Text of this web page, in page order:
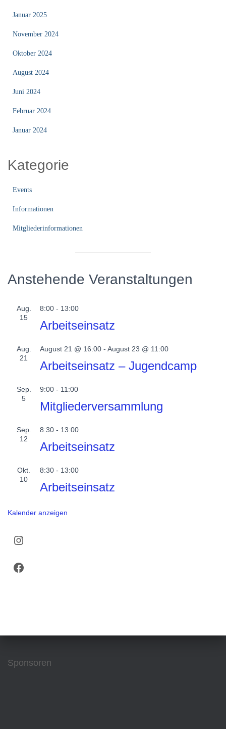
Januar 2025
November 2024
Oktober 2024
August 2024
Juni 2024
Februar 2024
Januar 2024
Kategorie
Events
Informationen
Mitgliederinformationen
Anstehende Veranstaltungen
Aug.
15
8:00 - 13:00
Arbeitseinsatz
Aug.
21
August 21 @ 16:00 - August 23 @ 11:00
Arbeitseinsatz – Jugendcamp
Sep.
5
9:00 - 11:00
Mitgliederversammlung
Sep.
12
8:30 - 13:00
Arbeitseinsatz
Okt.
10
8:30 - 13:00
Arbeitseinsatz
Kalender anzeigen
Instagram
Facebook
Sponsoren